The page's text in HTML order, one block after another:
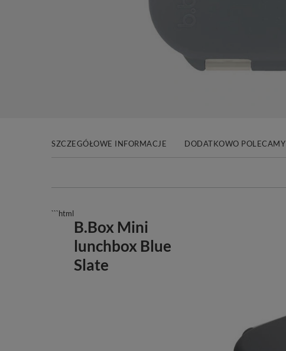
SZCZEGÓŁOWE INFORMACJE DODATKOWO POLECAMY
```html
B.Box Mini
lunchbox Blue
Slate